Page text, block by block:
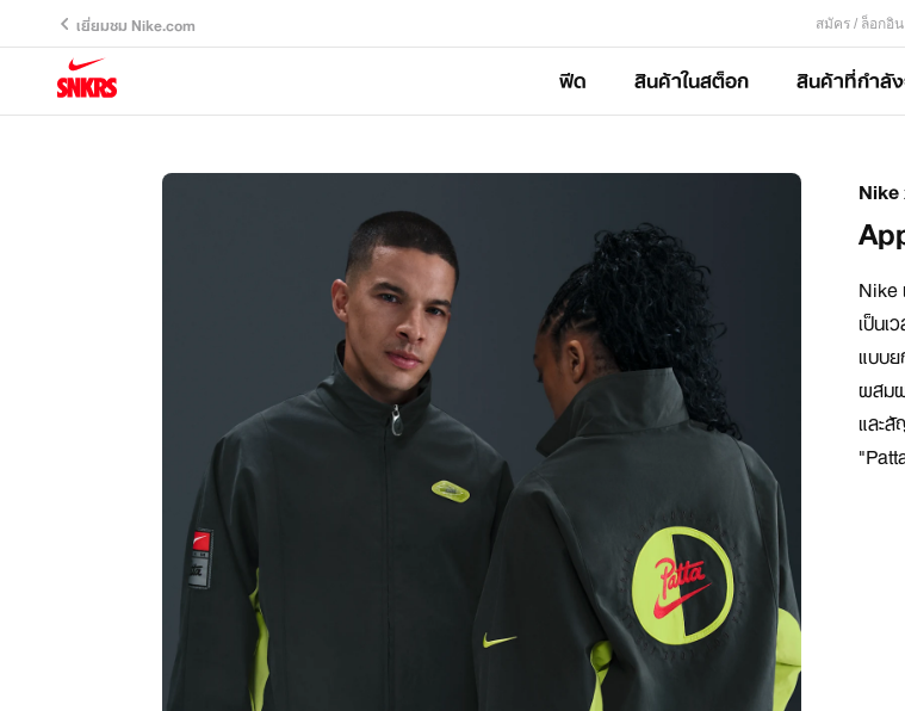
เยี่ยมชม Nike.com สมัคร / ล็อกอิน
ฟีด สินค้าในสต็อก สินค้าที่กำลั
Nike
เป็น
แบบ
ผสม
และ